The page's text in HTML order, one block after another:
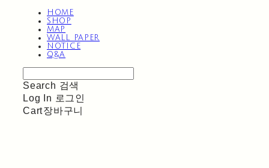
HOME
SHOP
MAP
WALL PAPER
NOTICE
Q&A
Search 검색
Log In 로그인
Cart장바구니